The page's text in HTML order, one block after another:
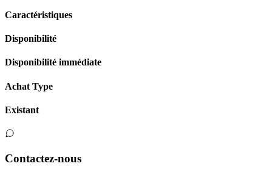
Caractéristiques
Disponibilité
Disponibilité immédiate
Achat Type
Existant
Contactez-nous